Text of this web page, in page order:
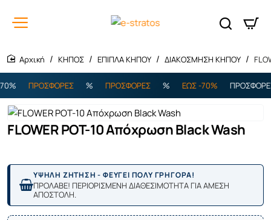
ΚΗΠΟΣ ΕΠΙΠΛΑ ΚΗΠΟΥ ΔΙΑΚΟΣΜΗΣΗ ΚΗΠΟΥ
ΠΡΟΣΦΟΡΕΣ ΠΡΟΣΦΟΡΕΣ ΕΩΣ -70% ΠΡΟΣΦΟΡΕΣ
FLOWER POT-10 Απόχρωση Black Wash
ΥΨΗΛΗ ΖΗΤΗΣΗ - ΦΕΥΓΕΙ ΠΟΛΥ ΓΡΗΓΟΡΑ!
ΠΡΟΛΑΒΕ! ΠΕΡΙΟΡΙΣΜΕΝΗ ΔΙΑΘΕΣΙΜΟΤΗΤΑ ΓΙΑ ΑΜΕΣΗ
ΑΠΟΣΤΟΛΗ.